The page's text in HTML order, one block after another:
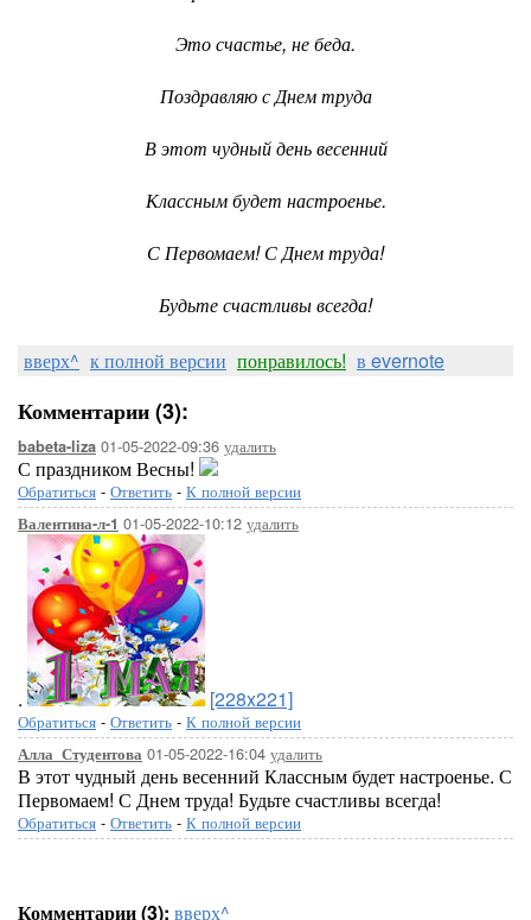
Это счастье, не беда.
Поздравляю с Днем труда
В этот чудный день весенний
Классным будет настроенье.
С Первомаем! С Днем труда!
Будьте счастливы всегда!
вверх^ к полной версии понравилось! в evernote
Комментарии (3):
babeta-liza 01-05-2022-09:36 удалить
С праздником Весны!
Обратиться - Ответить - К полной версии
Валентина-л-1 01-05-2022-10:12 удалить
. [228x221]
Обратиться - Ответить - К полной версии
Алла_Студентова 01-05-2022-16:04 удалить
В этот чудный день весенний Классным будет настроенье. С
Первомаем! С Днем труда! Будьте счастливы всегда!
Обратиться - Ответить - К полной версии
Комментарии (3): вверх^